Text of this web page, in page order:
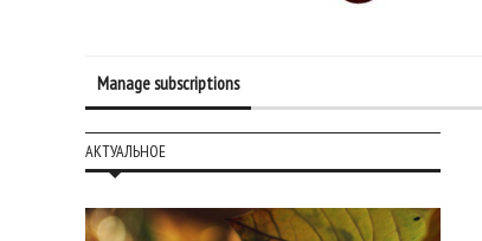
Manage subscriptions
АКТУАЛЬНОЕ